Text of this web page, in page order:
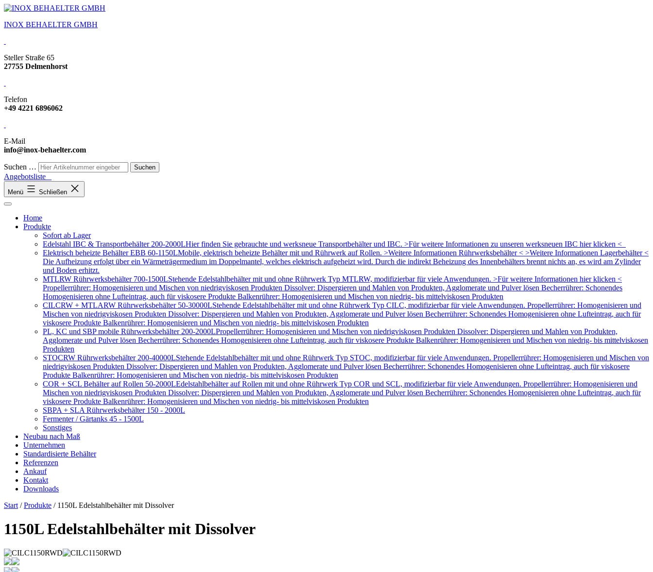
INOX BEHAELTER GMBH
Steller Straße 65
27755 Delmenhorst
Telefon
+49 4221 6896062
E-Mail
info@inox-behaelter.com
Suchen …
Angebotsliste
Menü Schließen
Home
Produkte
Sofort ab Lager
Edelstahl IBC & Transportbehälter 200-2000LHier finden Sie gebrauchte und werksneue Transportbehälter und IBC. >Für weitere Informationen zu unseren werksneuen IBC hier klicken <
Elektrisch beheizte Behälter EBB 60-1150LMobile, elektrisch beheizte Behälter mit und Rührwerk auf Rollen. >Weitere Informationen Rührwerksbehälter < >Weitere Informationen Lagerbehälter <
Die Aufheizung erfolgt über ein Wärmeträgermedium im Doppelmantel, welches elektrisch aufgeheizt wird. Durch die indirekt Beheizung des Innenbehälters brennt nichts an, es wird am Zylinder
und Boden erhitzt.
MTLRW Rührwerksbehälter 700-1500LStehende Edelstahlbehälter mit und ohne Rührwerk Typ MTLRW, modifizierbar für viele Anwendungen. >Für weitere Informationen hier klicken <
Propellerrührer: Homogenisieren und Mischen von niedrigviskosen Produkten Dissolver: Dispergieren und Mahlen von Produkten, Agglomerate und Pulver lösen Becherrührer: Schonendes
Homogenisieren ohne Lufteintrag, auch für viskosere Produkte Balkenrührer: Homogenisieren und Mischen von niedrig- bis mittelviskosen Produkten
CILCRW + MTLARW Rührwerksbehälter 50-30000LStehende Edelstahlbehälter mit und ohne Rührwerk Typ CILC, modifizierbar für viele Anwendungen. Propellerrührer: Homogenisieren und
Mischen von niedrigviskosen Produkten Dissolver: Dispergieren und Mahlen von Produkten, Agglomerate und Pulver lösen Becherrührer: Schonendes Homogenisieren ohne Lufteintrag, auch für
viskosere Produkte Balkenrührer: Homogenisieren und Mischen von niedrig- bis mittelviskosen Produkten
PL, KC und SBP mobile Rührwerksbehälter 200-2000LPropellerrührer: Homogenisieren und Mischen von niedrigviskosen Produkten Dissolver: Dispergieren und Mahlen von Produkten,
Agglomerate und Pulver lösen Becherrührer: Schonendes Homogenisieren ohne Lufteintrag, auch für viskosere Produkte Balkenrührer: Homogenisieren und Mischen von niedrig- bis mittelviskosen
Produkten
STOCRW Rührwerksbehälter 200-40000LStehende Edelstahlbehälter mit und ohne Rührwerk Typ STOC, modifizierbar für viele Anwendungen. Propellerrührer: Homogenisieren und Mischen von
niedrigviskosen Produkten Dissolver: Dispergieren und Mahlen von Produkten, Agglomerate und Pulver lösen Becherrührer: Schonendes Homogenisieren ohne Lufteintrag, auch für viskosere
Produkte Balkenrührer: Homogenisieren und Mischen von niedrig- bis mittelviskosen Produkten
COR + SCL Behälter auf Rollen 50-2000LEdelstahlbehälter auf Rollen mit und ohne Rührwerk Typ COR und SCL, modifizierbar für viele Anwendungen. Propellerrührer: Homogenisieren und
Mischen von niedrigviskosen Produkten Dissolver: Dispergieren und Mahlen von Produkten, Agglomerate und Pulver lösen Becherrührer: Schonendes Homogenisieren ohne Lufteintrag, auch für
viskosere Produkte Balkenrührer: Homogenisieren und Mischen von niedrig- bis mittelviskosen Produkten
SBPA + SLA Rührwerksbehälter 150 - 2000L
Fermenter / Gärtanks 45 - 1500L
Sonstiges
Neubau nach Maß
Unternehmen
Standardisierte Behälter
Referenzen
Ankauf
Kontakt
Downloads
Start /Produkte / 1150L Edelstahlbehälter mit Dissolver
1150L Edelstahlbehälter mit Dissolver